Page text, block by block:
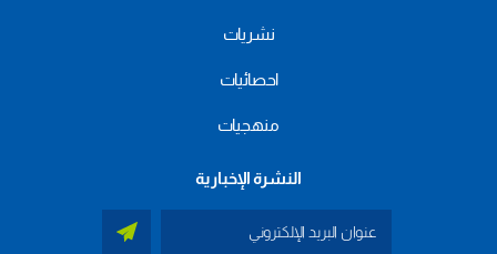
نشريات
احصائيات
منهجيات
النشرة الإخبارية